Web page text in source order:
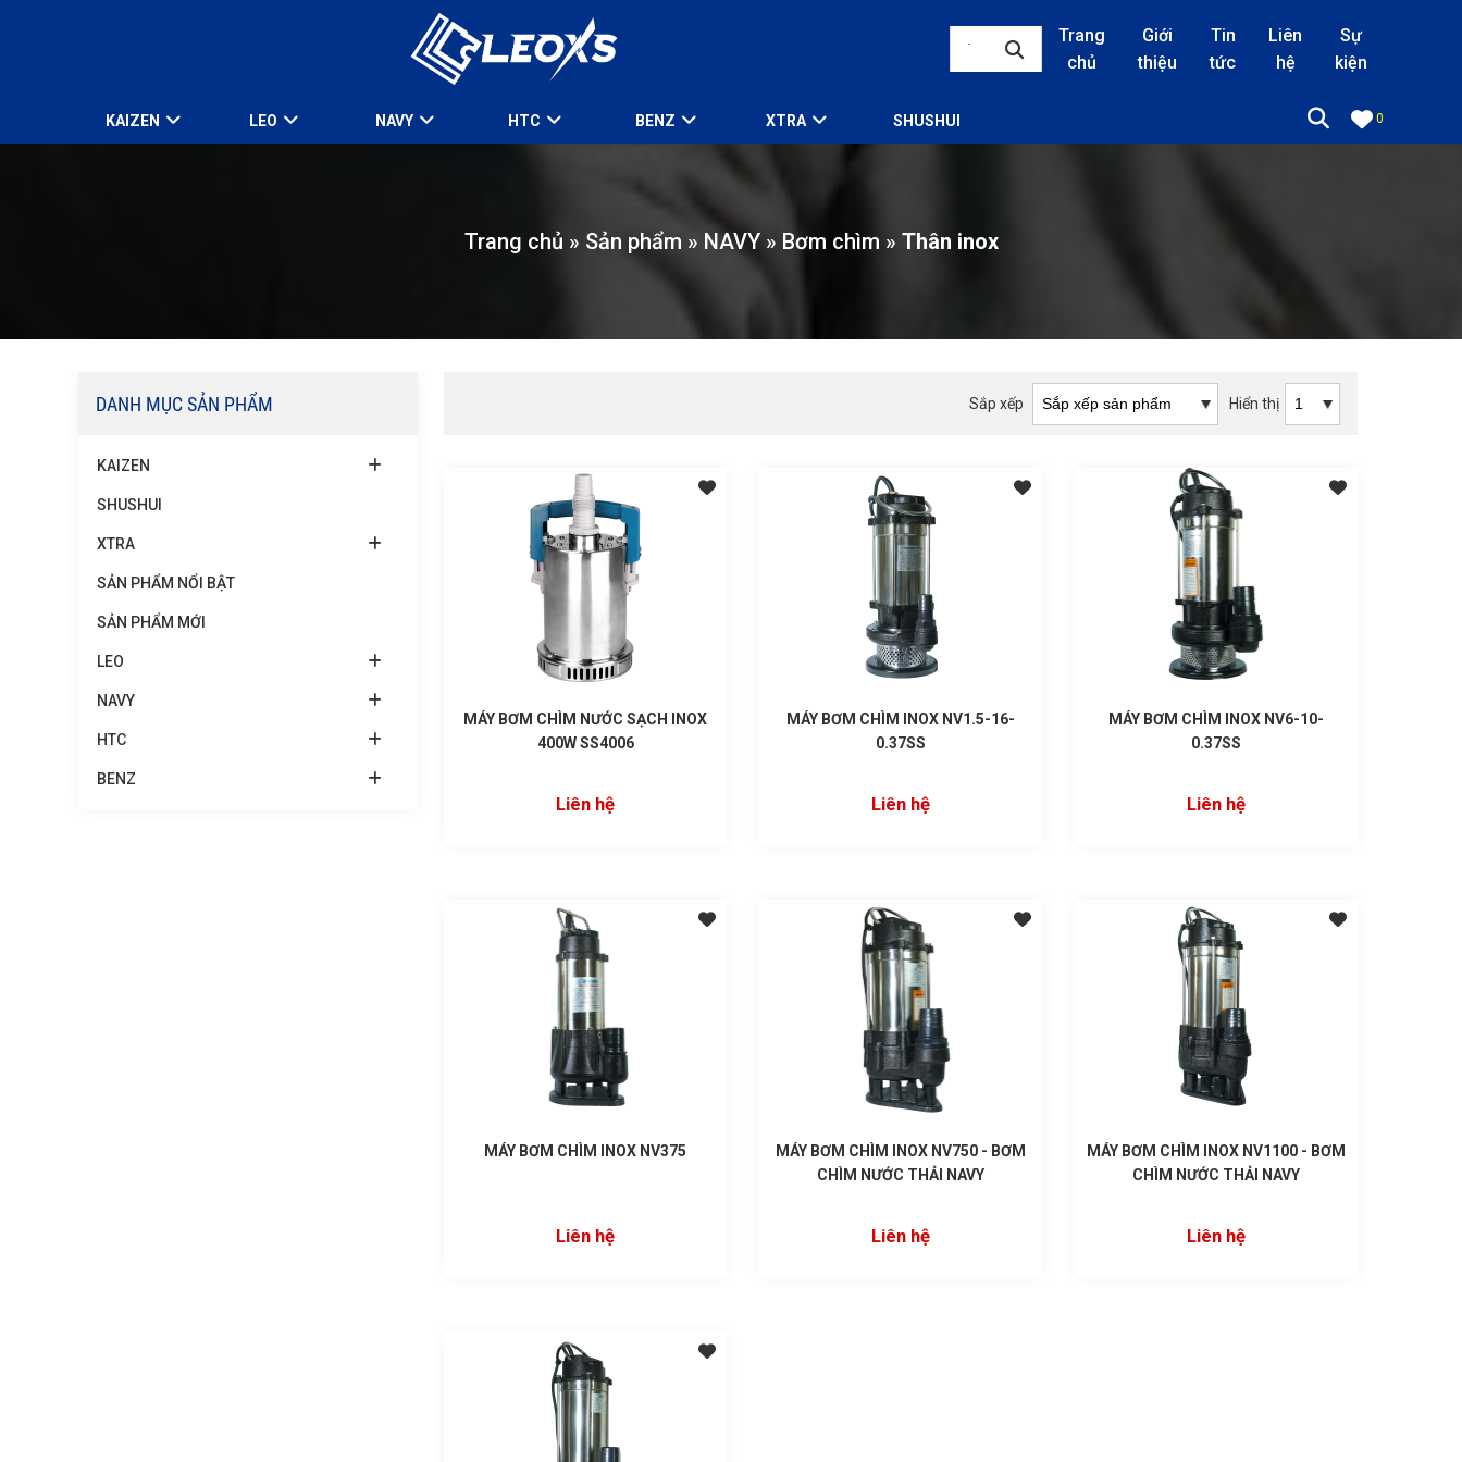
Trang
chủ
Giới
thiệu
Tin
tức
Liên
hệ
Sự
kiện
KAIZEN LEO NAVY HTC BENZ XTRA SHUSHUI 0
Trang chủ » Sản phẩm » NAVY » Bơm chìm » Thân inox
DANH MỤC SẢN PHẨM
KAIZEN
SHUSHUI
XTRA
SẢN PHẨM NỔI BẬT
SẢN PHẨM MỚI
LEO
NAVY
HTC
BENZ
Sắp xếp Hiển thị
MÁY BƠM CHÌM NƯỚC SẠCH INOX
400W SS4006
Liên hệ
MÁY BƠM CHÌM INOX NV1.5-16-
0.37SS
Liên hệ
MÁY BƠM CHÌM INOX NV6-10-
0.37SS
Liên hệ
MÁY BƠM CHÌM INOX NV375
Liên hệ
MÁY BƠM CHÌM INOX NV750 - BƠM
CHÌM NƯỚC THẢI NAVY
Liên hệ
MÁY BƠM CHÌM INOX NV1100 - BƠM
CHÌM NƯỚC THẢI NAVY
Liên hệ